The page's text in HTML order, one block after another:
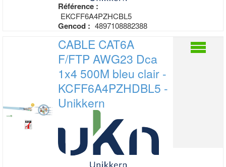
Référence :
EKCFF6A4PZHCBL5
Gencod : 4897108882388
CABLE CAT6A
F/FTP AWG23 Dca
1x4 500M bleu clair -
KCFF6A4PZHDBL5 -
Unikkern